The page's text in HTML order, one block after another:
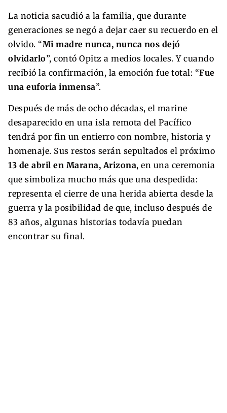
La noticia sacudió a la familia, que durante
generaciones se negó a dejar caer su recuerdo en el
olvido. “Mi madre nunca, nunca nos dejó
olvidarlo”, contó Opitz a medios locales. Y cuando
recibió la confirmación, la emoción fue total: “Fue
una euforia inmensa”.
Después de más de ocho décadas, el marine
desaparecido en una isla remota del Pacífico
tendrá por fin un entierro con nombre, historia y
homenaje. Sus restos serán sepultados el próximo
13 de abril en Marana, Arizona, en una ceremonia
que simboliza mucho más que una despedida:
representa el cierre de una herida abierta desde la
guerra y la posibilidad de que, incluso después de
83 años, algunas historias todavía puedan
encontrar su final.